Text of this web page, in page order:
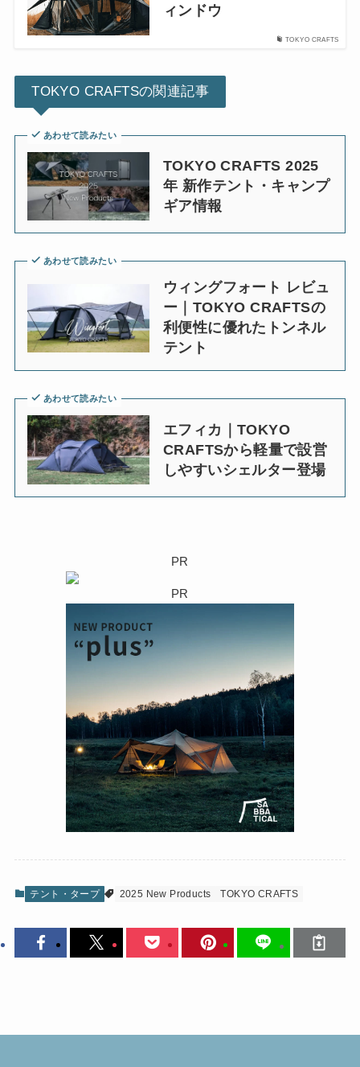
TOKYO CRAFTS
ィンドウ
TOKYO CRAFTSの関連記事
あわせて読みたい
TOKYO CRAFTS 2025
年 新作テント・キャンプ
ギア情報
あわせて読みたい
ウィングフォート レビュ
ー｜TOKYO CRAFTSの
利便性に優れたトンネル
テント
あわせて読みたい
エフィカ｜TOKYO
CRAFTSから軽量で設営
しやすいシェルター登場
PR
PR
テント・タープ 2025 New Products TOKYO CRAFTS